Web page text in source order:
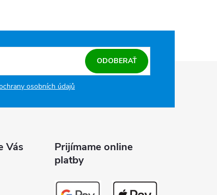
osobních údajů
ODOBERAŤ
Vás
Prijímame online
platby